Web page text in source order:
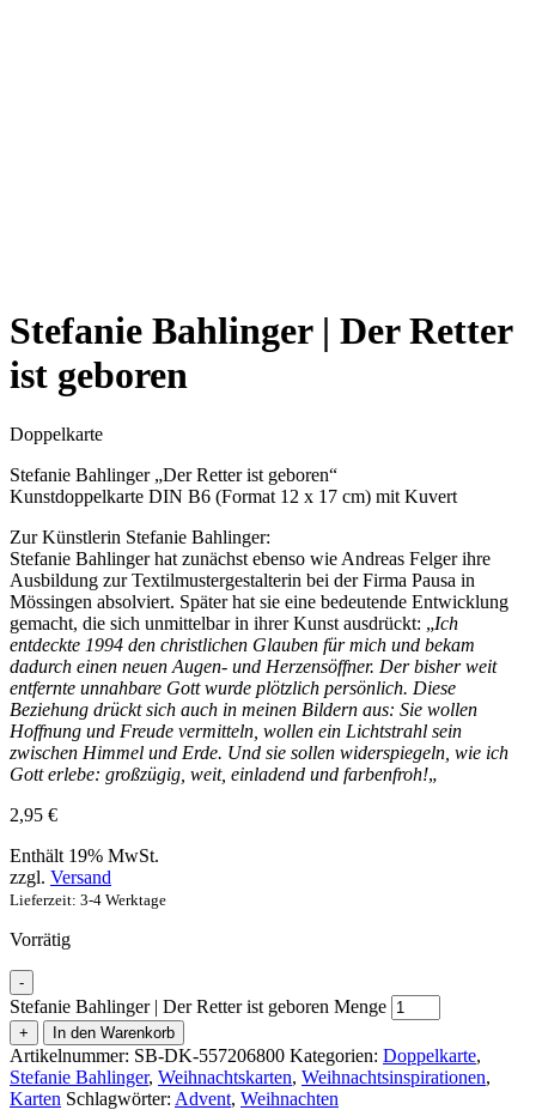
Stefanie Bahlinger | Der Retter
ist geboren
Doppelkarte
Stefanie Bahlinger „Der Retter ist geboren“
Kunstdoppelkarte DIN B6 (Format 12 x 17 cm) mit Kuvert
Zur Künstlerin Stefanie Bahlinger:
Stefanie Bahlinger hat zunächst ebenso wie Andreas Felger ihre
Ausbildung zur Textilmustergestalterin bei der Firma Pausa in
Mössingen absolviert. Später hat sie eine bedeutende Entwicklung
gemacht, die sich unmittelbar in ihrer Kunst ausdrückt: „Ich
entdeckte 1994 den christlichen Glauben für mich und bekam
dadurch einen neuen Augen- und Herzensöffner. Der bisher weit
entfernte unnahbare Gott wurde plötzlich persönlich. Diese
Beziehung drückt sich auch in meinen Bildern aus: Sie wollen
Hoffnung und Freude vermitteln, wollen ein Lichtstrahl sein
zwischen Himmel und Erde. Und sie sollen widerspiegeln, wie ich
Gott erlebe: großzügig, weit, einladend und farbenfroh!„
2,95 €
Enthält 19% MwSt.
zzgl. Versand
Lieferzeit: 3-4 Werktage
Vorrätig
-
Stefanie Bahlinger | Der Retter ist geboren Menge
+ In den Warenkorb
Artikelnummer: SB-DK-557206800 Kategorien: Doppelkarte,
Stefanie Bahlinger, Weihnachtskarten, Weihnachtsinspirationen,
Karten Schlagwörter: Advent, Weihnachten